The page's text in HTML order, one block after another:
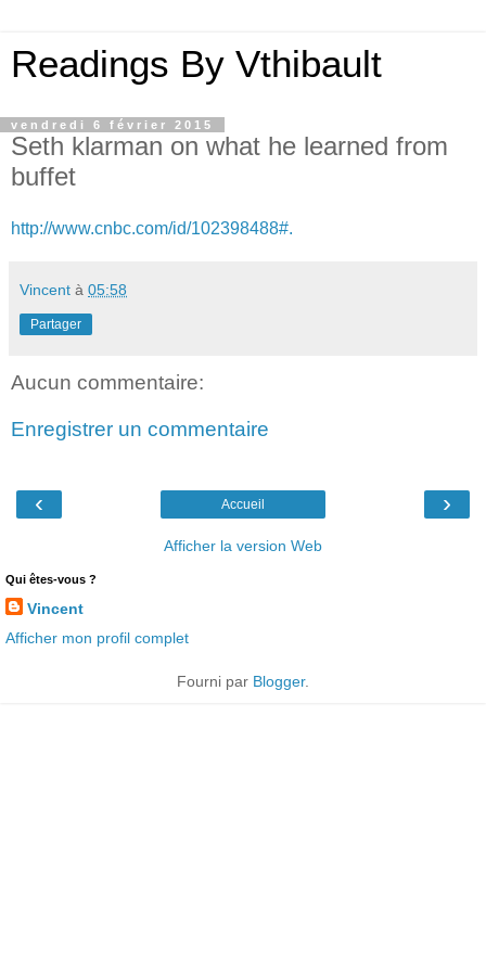
Readings By Vthibault
vendredi 6 février 2015
Seth klarman on what he learned from
buffet
http://www.cnbc.com/id/102398488#.
Vincent à 05:58
Partager
Aucun commentaire:
Enregistrer un commentaire
‹ ›
Accueil
Afficher la version Web
Qui êtes-vous ?
Vincent
Afficher mon profil complet
Fourni par Blogger.